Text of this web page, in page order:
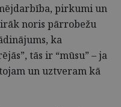
pirkumi un
noris pārrobežu
ka
tās ir “mūsu” – ja
un uztveram kā